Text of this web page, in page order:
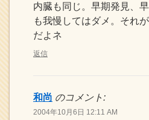
内臓も同じ。早期発見、
も我慢してはダメ。それ
だよネ
返信
和尚 のコメント:
2004年10月6日 12:11 AM